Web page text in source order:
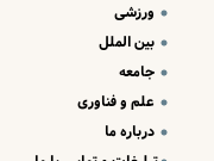
ورزشی
بین الملل
جامعه
علم و فناوری
درباره ما